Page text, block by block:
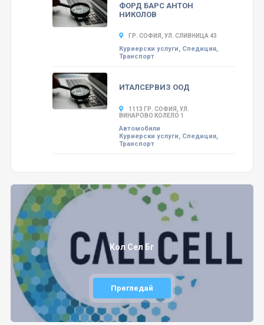
ФОРД БАРС АНТОН
НИКОЛОВ
ГР. СОФИЯ, УЛ. СЛИВНИЦА 43
Куриерски услуги, Спедиция,
Транспорт
ИТАЛСЕРВИЗ ООД
1113 ГР. СОФИЯ, УЛ.
ВИНАРОВО КОЛЕЛО 1
Автомобили
Куриерски услуги, Спедиция,
Транспорт
Кол Сел Бг
Прегледай